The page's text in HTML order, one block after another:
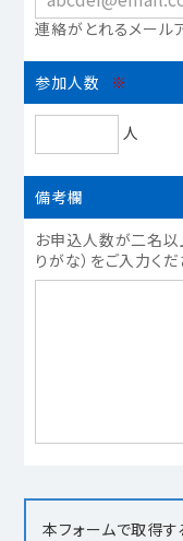
連絡がとれるメール
参加人数 ※
人
備考欄
お申込⼈数が⼆名以
りがな）をご⼊⼒くだ
本フォームで取得